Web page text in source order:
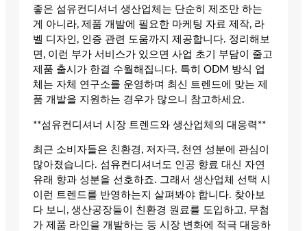
좋은 섬유컨디셔너 생산업체는 단순히 제조만 하는
게 아니라, 제품 개발에 필요한 마케팅 자료 제작, 라
벨 디자인, 인증 관련 도움까지 제공합니다. 정리해보
면, 이런 부가 서비스가 있으면 사업 초기 부담이 줄고
제품 출시가 한결 수월해집니다. 특히 ODM 방식 업
체는 자체 연구소를 운영하며 최신 트렌드에 맞는 제
품 개발을 지원하는 경우가 많으니 참고하세요.
**섬유컨디셔너 시장 트렌드와 생산업체의 대응력**
최근 소비자들은 친환경, 저자극, 천연 성분에 관심이
많아졌습니다. 섬유컨디셔너도 인공 향료 대신 자연
유래 향과 성분을 선호하죠. 그래서 생산업체 선택 시
이런 트렌드를 반영하는지 살펴봐야 합니다. 찾아보
다 보니, 생산공장들이 친환경 원료를 도입하고, 무첨
가 제품 라인을 개발하는 등 시장 변화에 적극 대응하